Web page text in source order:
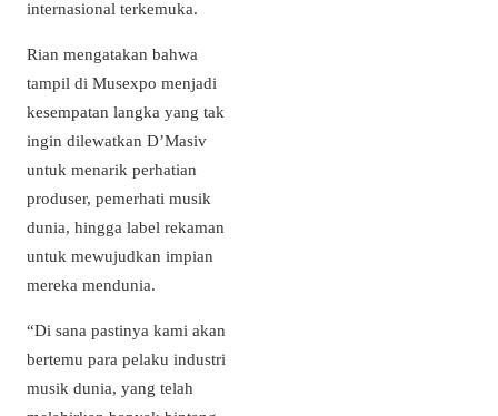
internasional terkemuka.
Rian mengatakan bahwa
tampil di Musexpo menjadi
kesempatan langka yang tak
ingin dilewatkan D’Masiv
untuk menarik perhatian
produser, pemerhati musik
dunia, hingga label rekaman
untuk mewujudkan impian
mereka mendunia.
“Di sana pastinya kami akan
bertemu para pelaku industri
musik dunia, yang telah